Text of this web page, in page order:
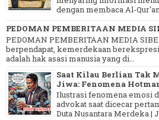
dengan membaca Al-
PEDOMAN PEMBERITAAN MEDIA
PEDOMAN PEMBERITAAN MEDIA
berpendapat, kemerdekaan
adalah hak asasi manusia yang di...
Saat Kilau Berlian Tak
Jiwa: Fenomena
Ilustrasi fenomena emosi
advokat saat dicecar
Duta Nusantara Merdeka |